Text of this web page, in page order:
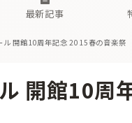
最新記事
古楽とその先と
現場のプロが推
無料ライブ配信
あ か さ
ル 開館10周年記念 2015春の音楽祭
開館10周